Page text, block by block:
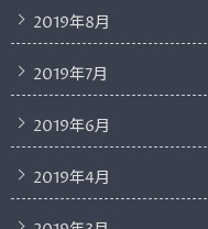
2019年8月
2019年7月
2019年6月
2019年4月